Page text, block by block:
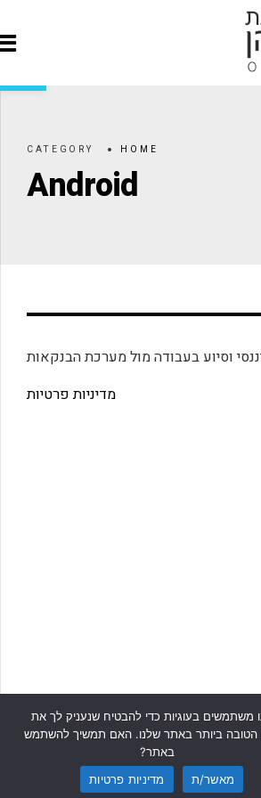
HOME
CATEGORY
Android
וסיוע בעבודה מול מערכת הבנקאות
מדיניות פרטיות
משתמשים בעוגיות כדי להבטיח שנעניק לך את
הטובה ביותר באתר שלנו. האם תמשיך להשתמש
באתר?
מאשר/ת
מדיניות פרטיות